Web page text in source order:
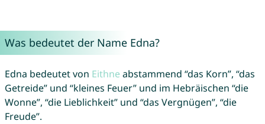
Was bedeutet der Name Edna?
Edna bedeutet von Eithne abstammend “das Korn”, “das
Getreide” und “kleines Feuer” und im Hebräischen “die
Wonne”, “die Lieblichkeit” und “das Vergnügen”, “die
Freude”.